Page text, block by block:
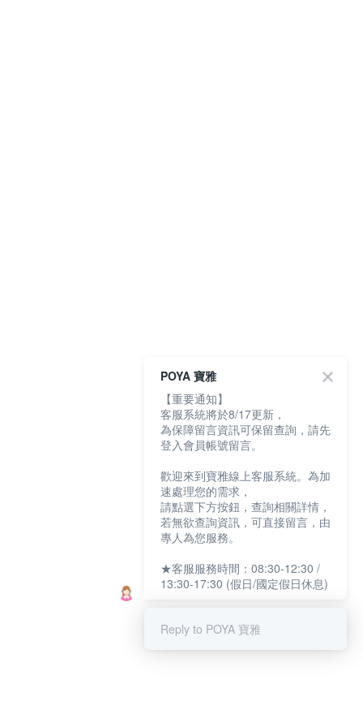
POYA 寶雅
【重要通知】
客服系統將於8/17更新，
為保障留言資訊可保留查詢，請先
登入會員帳號留言。
歡迎來到寶雅線上客服系統。為加
速處理您的需求，
請點選下方按鈕，查詢相關詳情，
若無欲查詢資訊，可直接留言，由
專人為您服務。
★客服服務時間：08:30-12:30 /
13:30-17:30 (假日/國定假日休息)
Reply to POYA 寶雅